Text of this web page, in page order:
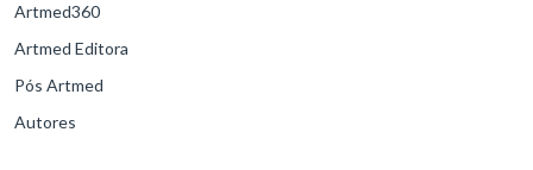
Artmed360
Artmed Editora
Pós Artmed
Autores